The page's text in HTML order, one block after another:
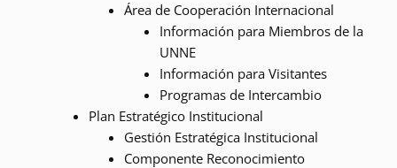
Área de Cooperación Internacional
Información para Miembros de la
UNNE
Información para Visitantes
Programas de Intercambio
Plan Estratégico Institucional
Gestión Estratégica Institucional
Componente Reconocimiento